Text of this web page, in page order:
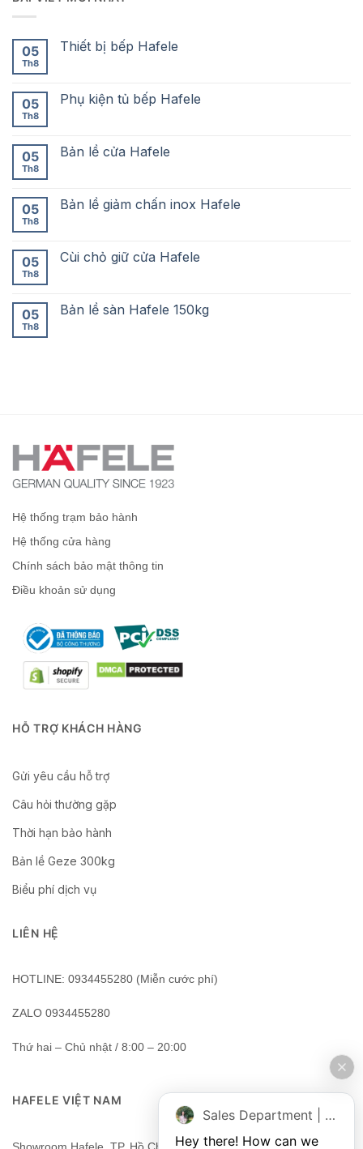
05
Th8
Thiết bị bếp Hafele
05
Th8
Phụ kiện tủ bếp Hafele
05
Th8
Bản lề cửa Hafele
05
Th8
Bản lề giảm chấn inox Hafele
05
Th8
Cùi chỏ giữ cửa Hafele
05
Th8
Bản lề sàn Hafele 150kg
Hệ thống trạm bảo hành
Hệ thống cửa hàng
Chính sách bảo mật thông tin
Điều khoản sử dụng
HỖ TRỢ KHÁCH HÀNG
Gửi yêu cầu hỗ trợ
Câu hỏi thường gặp
Thời hạn bảo hành
Bản lề Geze 300kg
Biểu phí dịch vụ
LIÊN HỆ
HOTLINE: 0934455280 (Miễn cước phí)
ZALO 0934455280
Thứ hai – Chủ nhật / 8:00 – 20:00
HAFELE VIỆT NAM
Showroom Hafele, TP. Hồ Chí Minh, Việt Nam
Sales Department | Chat online
Hey there! How can we